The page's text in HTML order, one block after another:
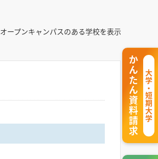
オープンキャンパスのある学校を表示
大学・短期大学
かんたん資料請求